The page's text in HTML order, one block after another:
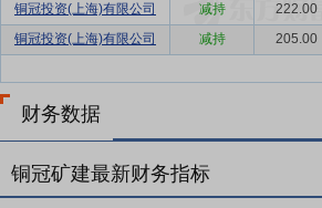
铜冠投资(上海)有限公司
减持 222.00
铜冠投资(上海)有限公司
减持 205.00
财务数据
铜冠矿建最新财务指标